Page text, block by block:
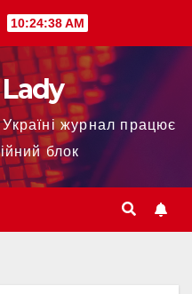
10:24:39 AM
журнал працює
блок